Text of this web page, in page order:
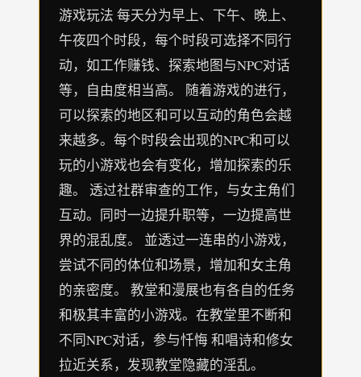
游戏玩法 每天分为早上、下午、晚上、
午夜四个时段，每个时段可选择不同行
动，如工作赚钱、探索地图与NPC对话
等，自由度相当高。 随着游戏的进行，
可以探索的地区和可以互动的角色会越
来越多。每个时段会出现的NPC和可以
玩的小游戏也会有变化，增加探索的乐
趣。 透过社群审查的工作，与女主角们
互动。同时一边提升职等，一边提高世
界的混乱度。 並透过一连串的小游戏，
尝试不同的体位和场景，增加和女主角
的亲密度。 教堂和漫展也有各自的任务
和极其丰富的小游戏。在教堂里不断和
不同NPC对话，参与忏悔 和唱诗和修女
拉近关系，发现教堂隐藏的淫乱。